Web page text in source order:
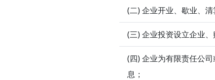
(二) 企业开业、歇业、清
(三) 企业投资设立企业、
(四) 企业为有限责任公
息；